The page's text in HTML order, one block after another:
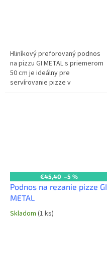
Hliníkový preforovaný podnos
na pizzu GI METAL s priemerom
50 cm je ideálny pre
servírovanie pizze v
reštauráciách a pizzeriách.
€45,40 –5 %
Podnos na rezanie pizze GI
METAL
Skladom (1 ks)